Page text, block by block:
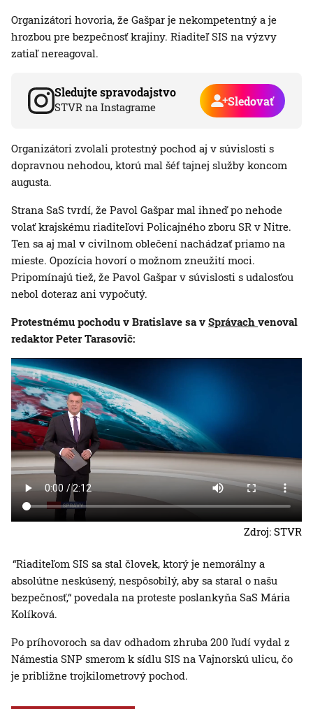
Organizátori hovoria, že Gašpar je nekompetentný a je
hrozbou pre bezpečnosť krajiny. Riaditeľ SIS na výzvy
zatiaľ nereagoval.
Sledujte spravodajstvo
STVR na Instagrame Sledovať
Organizátori zvolali protestný pochod aj v súvislosti s
dopravnou nehodou, ktorú mal šéf tajnej služby koncom
augusta.
Strana SaS tvrdí, že Pavol Gašpar mal ihneď po nehode
volať krajskému riaditeľovi Policajného zboru SR v Nitre.
Ten sa aj mal v civilnom oblečení nachádzať priamo na
mieste. Opozícia hovorí o možnom zneužití moci.
Pripomínajú tiež, že Pavol Gašpar v súvislosti s udalosťou
nebol doteraz ani vypočutý.
Protestnému pochodu v Bratislave sa v Správach venoval
redaktor Peter Tarasovič:
Zdroj: STVR
“Riaditeľom SIS sa stal človek, ktorý je nemorálny a
absolútne neskúsený, nespôsobilý, aby sa staral o našu
bezpečnosť,“ povedala na proteste poslankyňa SaS Mária
Kolíková.
Po príhovoroch sa dav odhadom zhruba 200 ľudí vydal z
Námestia SNP smerom k sídlu SIS na Vajnorskú ulicu, čo
je približne trojkilometrový pochod.